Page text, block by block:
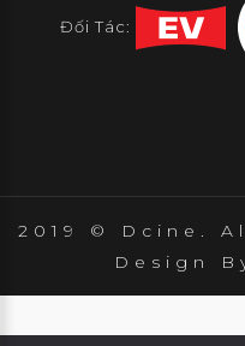
Đối Tác:
2019 © Dcine.
Design